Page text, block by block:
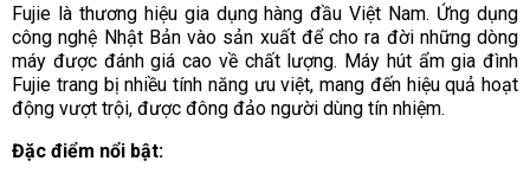
Fujie là thương hiệu gia dụng hàng đầu Việt Nam. Ứng dụng
công nghệ Nhật Bản vào sản xuất để cho ra đời những dòng
máy được đánh giá cao về chất lượng. Máy hút ẩm gia đình
Fujie trang bị nhiều tính năng ưu việt, mang đến hiệu quả hoạt
động vượt trội, được đông đảo người dùng tín nhiệm.
Đặc điểm nổi bật: